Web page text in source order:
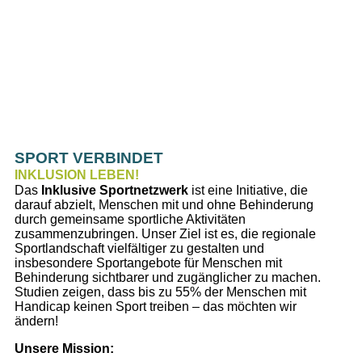
SPORT VERBINDET
INKLUSION LEBEN!
Das Inklusive Sportnetzwerk ist eine Initiative, die
darauf abzielt, Menschen mit und ohne Behinderung
durch gemeinsame sportliche Aktivitäten
zusammenzubringen. Unser Ziel ist es, die regionale
Sportlandschaft vielfältiger zu gestalten und
insbesondere Sportangebote für Menschen mit
Behinderung sichtbarer und zugänglicher zu machen.
Studien zeigen, dass bis zu 55% der Menschen mit
Handicap keinen Sport treiben – das möchten wir
ändern!
Unsere Mission: